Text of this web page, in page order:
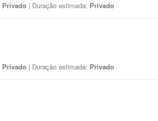
Privado | Duração estimada: Privado
Privado | Duração estimada: Privado